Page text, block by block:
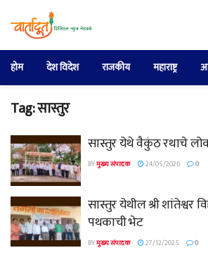
होम देश विदेश राजकीय महाराष्ट्र
Tag:सास्तुर
सास्तुर येथे वैकुंठ रथाचे
BYमुख्य संपादक 24/05/2026 0
सास्तुर येथील श्री शांतेश्वर
पथकाची भेट
BYमुख्य संपादक 27/12/2025 0